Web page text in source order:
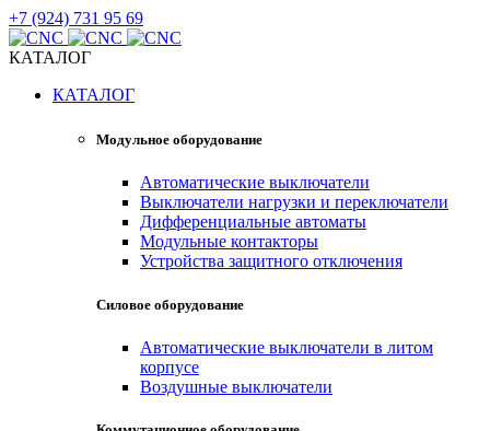
+7 (924) 731 95 69
КАТАЛОГ
КАТАЛОГ
Модульное оборудование
Автоматические выключатели
Выключатели нагрузки и переключатели
Дифференциальные автоматы
Модульные контакторы
Устройства защитного отключения
Силовое оборудование
Автоматические выключатели в литом
корпусе
Воздушные выключатели